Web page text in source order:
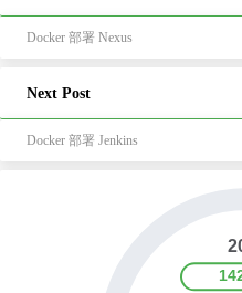
Docker 部署 Nexus
Next Post
Docker 部署 Jenkins